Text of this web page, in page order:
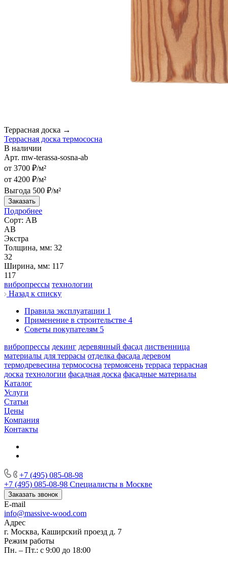
Террасная доска →
Террасная доска термососна
В наличии
Арт. mw-terassa-sosna-ab
от 3700 ₽/м²
от 4200 ₽/м²
Выгода 500 ₽/м²
Заказать
Подробнее
Сорт: АВ
АВ
Экстра
Толщина, мм: 32
32
Ширина, мм: 117
117
вибропрессы технологии
Назад к списку
Правила эксплуатации 1
Применение в строительстве 4
Советы покупателям 5
вибропрессы декинг деревянный фасад лиственница
материалы для террасы отделка фасада деревом
термодревесина термососна термоясень терраса террасная
доска технологии фасадная доска фасадные материалы
Каталог
Услуги
Статьи
Цены
Компания
Контакты
+7 (495) 085-08-98
+7 (495) 085-08-98 Специалисты в Москве
Заказать звонок
E-mail
info@massive-wood.com
Адрес
г. Москва, Каширский проезд д. 7
Режим работы
Пн. – Пт.: с 9:00 до 18:00